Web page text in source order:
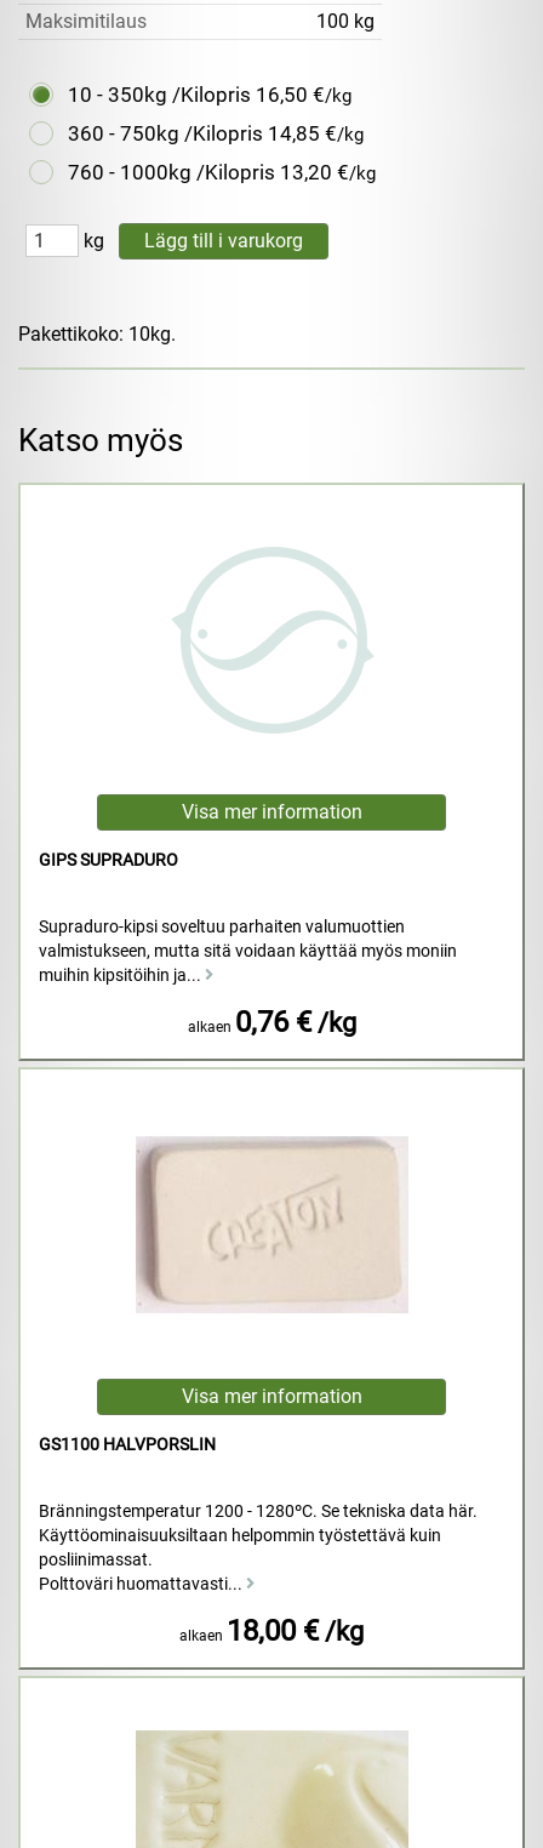
Maksimitilaus
100 kg
10 - 350kg /Kilopris 16,50 €/kg
360 - 750kg /Kilopris 14,85 €/kg
760 - 1000kg /Kilopris 13,20 €/kg
kg
Pakettikoko: 10kg.
Katso myös
GIPS SUPRADURO
Supraduro-kipsi soveltuu parhaiten valumuottien
valmistukseen, mutta sitä voidaan käyttää myös moniin
muihin kipsitöihin ja...
alkaen 0,76 € /kg
GS1100 HALVPORSLIN
Bränningstemperatur 1200 - 1280ºC. Se tekniska data här.
Käyttöominaisuuksiltaan helpommin työstettävä kuin
posliinimassat.
Polttoväri huomattavasti...
alkaen 18,00 € /kg